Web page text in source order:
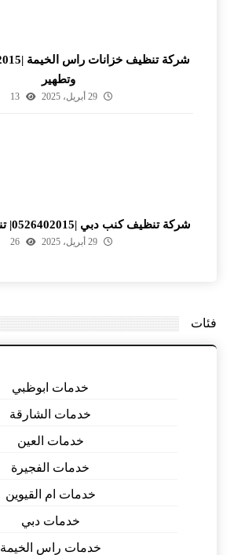
وتطهير
29 أبريل، 2025 13
شركة تنظيف كنب دبي |0526402015| تنظيف المجالس
29 أبريل، 2025 26
فئات
خدمات ابوظبي
خدمات الشارقة
خدمات العين
خدمات الفجيرة
خدمات ام القيوين
خدمات دبي
خدمات راس الخيمة